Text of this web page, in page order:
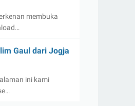
membuka
Gaul dari Jogja
ini kami